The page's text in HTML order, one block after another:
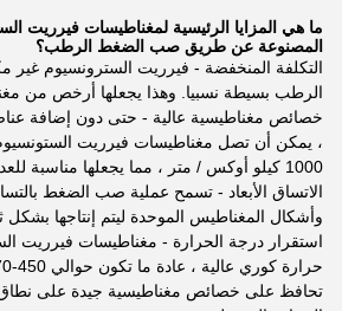
ما هي المزايا الرئيسية لمغناطيسات فيرريت
المصنوعة عن طريق صب الضغط الرطب؟
التكلفة المنخفضة - فيرريت السترونسيوم غير
الرطب بسيطة نسبيا. وهذا يجعلها أرخص من
خصائص مغناطيسية عالية - حتى دون إضافة
1000 كيلو أوكس / متر ، مما يجعلها مناسبة للعديد من التطبيقات.
الاتساق الأبعاد - تسمح عملية صب الضغط
وأشكال المغناطيس الموحدة ليتم إنتاجها بشكل
استقرار درجة الحرارة - مغناطيسات فيرريت
تحافظ على خصائص مغناطيسية جيدة على